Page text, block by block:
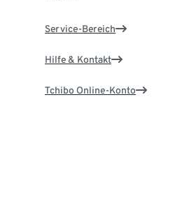
Service-Bereich
Hilfe & Kontakt
Tchibo Online-Konto